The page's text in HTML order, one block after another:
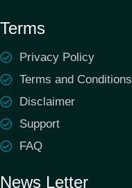
Terms
Privacy Policy
Terms and Conditions
Disclaimer
Support
FAQ
News Letter